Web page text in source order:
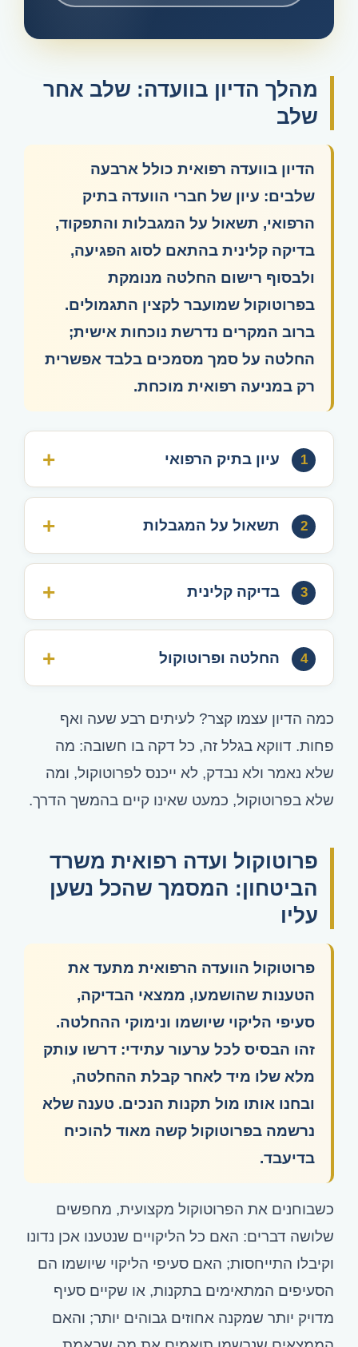
מהלך הדיון בוועדה: שלב אחר
שלב
הדיון בוועדה רפואית כולל ארבעה
שלבים: עיון של חברי הוועדה בתיק
הרפואי, תשאול על המגבלות והתפקוד,
בדיקה קלינית בהתאם לסוג הפגיעה,
ולבסוף רישום החלטה מנומקת
בפרוטוקול שמועבר לקצין התגמולים.
ברוב המקרים נדרשת נוכחות אישית;
החלטה על סמך מסמכים בלבד אפשרית
רק במניעה רפואית מוכחת.
1 עיון בתיק הרפואי
2 תשאול על המגבלות
3 בדיקה קלינית
4 החלטה ופרוטוקול
כמה הדיון עצמו קצר? לעיתים רבע שעה ואף
פחות. דווקא בגלל זה, כל דקה בו חשובה: מה
שלא נאמר ולא נבדק, לא ייכנס לפרוטוקול, ומה
שלא בפרוטוקול, כמעט שאינו קיים בהמשך הדרך.
פרוטוקול ועדה רפואית משרד
הביטחון: המסמך שהכל נשען
עליו
פרוטוקול הוועדה הרפואית מתעד את
הטענות שהושמעו, ממצאי הבדיקה,
סעיפי הליקוי שיושמו ונימוקי ההחלטה.
זהו הבסיס לכל ערעור עתידי: דרשו עותק
מלא שלו מיד לאחר קבלת ההחלטה,
ובחנו אותו מול תקנות הנכים. טענה שלא
נרשמה בפרוטוקול קשה מאוד להוכיח
בדיעבד.
כשבוחנים את הפרוטוקול מקצועית, מחפשים
שלושה דברים: האם כל הליקויים שנטענו אכן נדונו
וקיבלו התייחסות; האם סעיפי הליקוי שיושמו הם
הסעיפים המתאימים בתקנות, או שקיים סעיף
מדויק יותר שמקנה אחוזים גבוהים יותר; והאם